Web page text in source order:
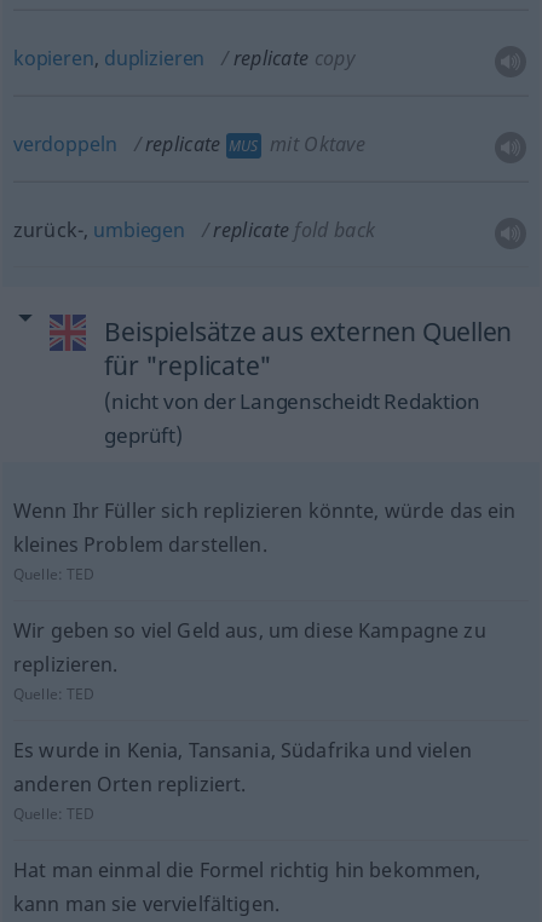
kopieren, duplizieren replicate copy
verdoppeln replicate MUS mit Oktave
zurück-, umbiegen replicate fold back
Beispielsätze aus externen Quellen
für "replicate"
(nicht von der Langenscheidt Redaktion
geprüft)
Wenn Ihr Füller sich replizieren könnte, würde das ein
kleines Problem darstellen.
Quelle:TED
Wir geben so viel Geld aus, um diese Kampagne zu
replizieren.
Quelle:TED
Es wurde in Kenia, Tansania, Südafrika und vielen
anderen Orten repliziert.
Quelle:TED
Hat man einmal die Formel richtig hin bekommen,
kann man sie vervielfältigen.